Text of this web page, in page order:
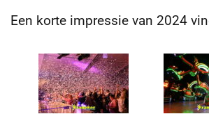
Een korte impressie van 2024